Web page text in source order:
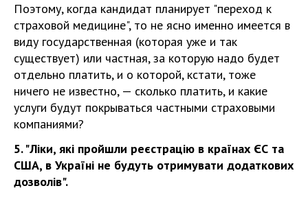
Поэтому, когда кандидат планирует "переход к
страховой медицине", то не ясно именно имеется в
виду государственная (которая уже и так
существует) или частная, за которую надо будет
отдельно платить, и о которой, кстати, тоже
ничего не известно, — сколько платить, и какие
услуги будут покрываться частными страховыми
компаниями?
5. "Ліки, які пройшли реєстрацію в країнах ЄС та
США, в Україні не будуть отримувати додаткових
дозволів".